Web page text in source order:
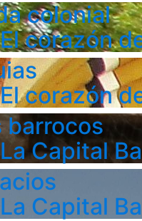
colonial
corazón
corazón
barrocos
Capital
Capital